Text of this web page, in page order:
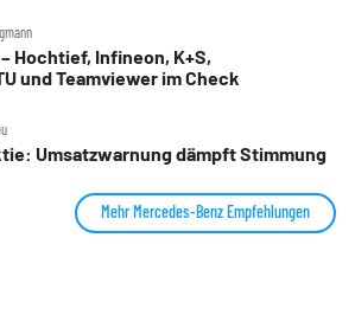
Hochtief, Infineon, K+S,
und Teamviewer im Check
Umsatzwarnung dämpft Stimmung
Mehr Mercedes-Benz Empfehlungen